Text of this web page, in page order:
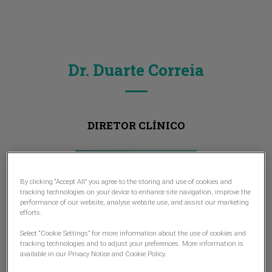
Dr. Duarte Correia
DIRETOR CLÍNICO
By clicking “Accept All” you agree to the storing and use of cookies and
tracking technologies on your device to enhance site navigation, improve the
performance of our website, analyse website use, and assist our marketing
efforts.
Select “Cookie Settings” for more information about the use of cookies and
tracking technologies and to adjust your preferences. More information is
available in our Privacy Notice and Cookie Policy.